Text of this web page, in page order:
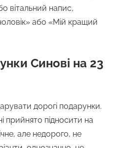
вітальний напис,
або «Мій кращий
Синові на 23
дорогі подарунки.
прийнято підносити на
але недорого, не